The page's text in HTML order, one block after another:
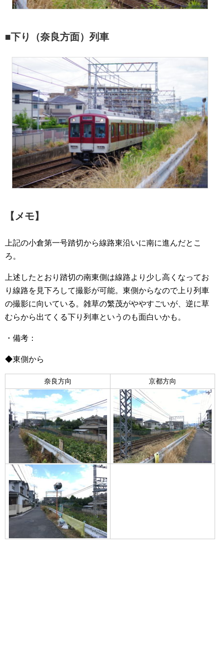
■下り（奈良方面）列車
【メモ】
上記の小倉第一号踏切から線路東沿いに南に進んだとこ
ろ。
上述したとおり踏切の南東側は線路より少し高くなってお
り線路を見下ろして撮影が可能。東側からなので上り列車
の撮影に向いている。雑草の繁茂がややすごいが、逆に草
むらから出てくる下り列車というのも面白いかも。
・備考：
◆東側から
奈良方向 京都方向